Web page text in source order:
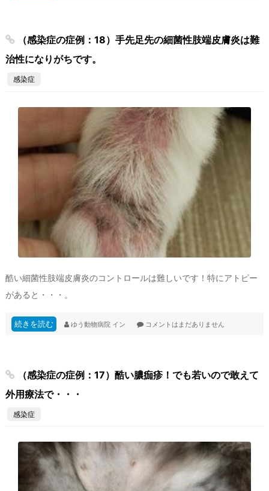
（感染症の症例：18）手先足先の細菌性肢端皮膚炎は難
治性になりがちです。
感染症
酷い細菌性肢端皮膚炎のコントロールは難しいです！特にアトピー
があると・・・。
続きを読む ゆう動物病院 イン コメントはまだありません
（感染症の症例：17）酷い膿痂疹！でも若いので敢えて
外用療法で・・・
感染症